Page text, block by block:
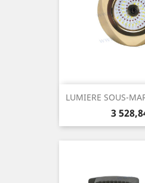
LUMIERE SOUS-
Prix
3